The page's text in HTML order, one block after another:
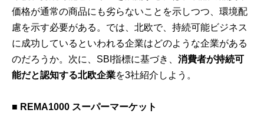
価格が通常の商品にも劣らないことを示しつつ、環境配
慮を示す必要がある。では、北欧で、持続可能ビジネス
に成功しているといわれる企業はどのような企業がある
のだろうか。次に、SBI指標に基づき、消費者が持続可
能だと認知する北欧企業を3社紹介しよう。
■ REMA1000 スーパーマーケット